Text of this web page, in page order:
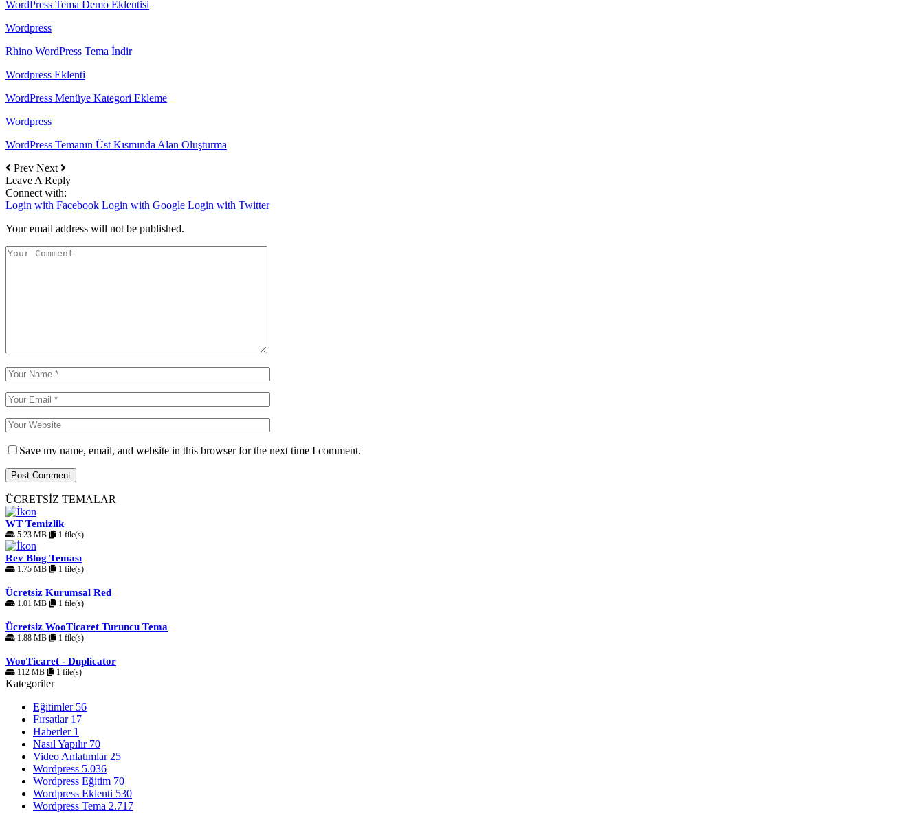
WordPress Tema Demo Eklentisi
Wordpress
Rhino WordPress Tema İndir
Wordpress Eklenti
WordPress Menüye Kategori Ekleme
Wordpress
WordPress Temanın Üst Kısmında Alan Oluşturma
Prev Next
Leave A Reply
Connect with:
Login with Facebook Login with Google Login with Twitter
Your email address will not be published.
Save my name, email, and website in this browser for the next time I comment.
ÜCRETSİZ TEMALAR
WT Temizlik
5.23 MB 1 file(s)
Rev Blog Teması
1.75 MB 1 file(s)
Ücretsiz Kurumsal Red
1.01 MB 1 file(s)
Ücretsiz WooTicaret Turuncu Tema
1.88 MB 1 file(s)
WooTicaret - Duplicator
112 MB 1 file(s)
Kategoriler
Eğitimler 56
Fırsatlar 17
Haberler 1
Nasıl Yapılır 70
Video Anlatımlar 25
Wordpress 5.036
Wordpress Eğitim 70
Wordpress Eklenti 530
Wordpress Tema 2.717